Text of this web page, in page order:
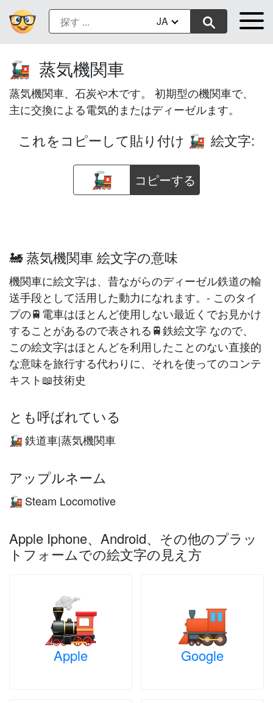
JA
🚂 蒸気機関車
蒸気機関車、石炭や木です。 初期型の機関車で、
主に交換による電気的またはディーゼルます。
これをコピーして貼り付け 🚂 絵文字:
コピーする
🚂 蒸気機関車 絵文字の意味
機関車に絵文字は、昔ながらのディーゼル鉄道の輸
送手段として活用した動力になれます。- このタイ
プの🚆電車はほとんど使用しない最近くでお見かけ
することがあるので表される🚆鉄絵文字 なので、
この絵文字はほとんどを利用したことのない直接的
な意味を旅行する代わりに、それを使ってのコンテ
キスト📖技術史
とも呼ばれている
🚂鉄道車|蒸気機関車
アップルネーム
🚂 Steam Locomotive
Apple Iphone、Android、その他のプラッ
トフォームでの絵文字の見え方
Apple Google